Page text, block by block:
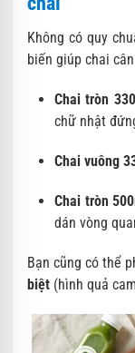
Không có quy
biến giúp chai
Chai tròn
chữ nhật
Chai vuông
Chai tròn
dán vòng
Bạn cũng có thể
biệt (hình quả